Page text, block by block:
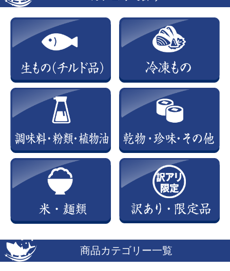
商品カテゴリー一覧